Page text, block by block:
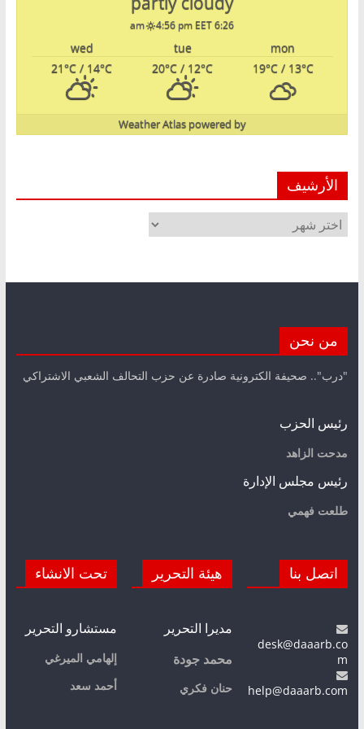
6:26 am
4:56 pm EET
mon
tue
wed
19°C/ 13°C
20°C / 12°C
21°C / 14°C
powered by
Weather Atlas
الأرشيف
الأرشيف
من نحن
"درب".. صحيفة الكترونية صادرة عن حزب التحالف الشعبي الاشتراكي
رئيس الحزب
مدحت الزاهد
رئيس مجلس الإدارة
طلعت فهمي
اتصل بنا
desk@daaarb.co
m
help@daaarb.com
هيئة التحرير
مديرا التحرير
محمد جودة
حنان فكري
تحت الانشاء
مستشارو التحرير
إلهامي الميرغي
أحمد سعد